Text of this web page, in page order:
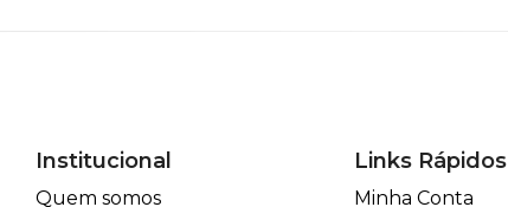
Institucional
Quem somos
Links Rápidos
Minha Conta